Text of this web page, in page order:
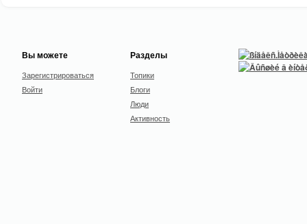
Вы можете
Зарегистрироваться
Войти
Разделы
Топики
Блоги
Люди
Активность